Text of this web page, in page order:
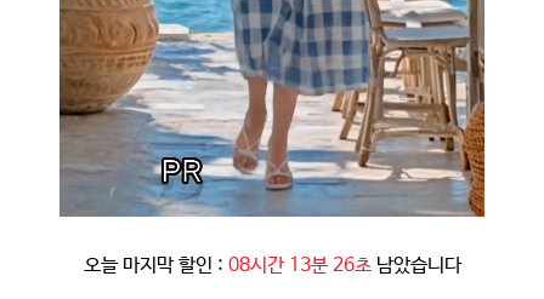
오늘 마지막 할인 : 08시간 13분 23초 남았습니다